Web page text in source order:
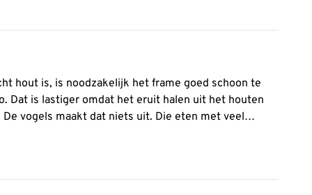
hout is, is noodzakelijk het frame goed schoon te
Dat is lastiger omdat het eruit halen uit het houten
vogels maakt dat niets uit. Die eten met veel